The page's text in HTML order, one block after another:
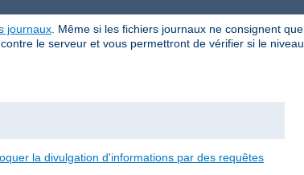
journaux . Même si les fichiers journaux ne consignent que
le serveur et vous permettront de vérifier si le niveau
la divulgation d'informations par des requêtes